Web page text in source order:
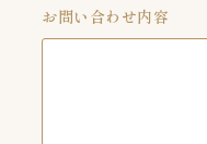
お問い合わせ内容